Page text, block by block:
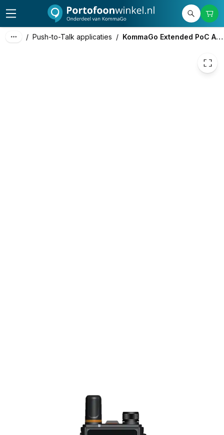
/ Push-to-Talk applicaties / KommaGo Extended PoC Applicatie
100,00 excl. btw
121,00 incl. btw